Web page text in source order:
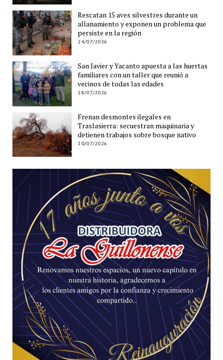
Rescatan 15 aves silvestres durante un
allanamiento y exponen un problema que
persiste en la región
24/07/2026
San Javier y Yacanto apuesta a las huertas
familiares con un taller que reunió a
vecinos de todas las edades
18/07/2026
Frenan desmontes ilegales en
Traslasierra: secuestran maquinaria y
detienen trabajos sobre bosque nativo
10/07/2026